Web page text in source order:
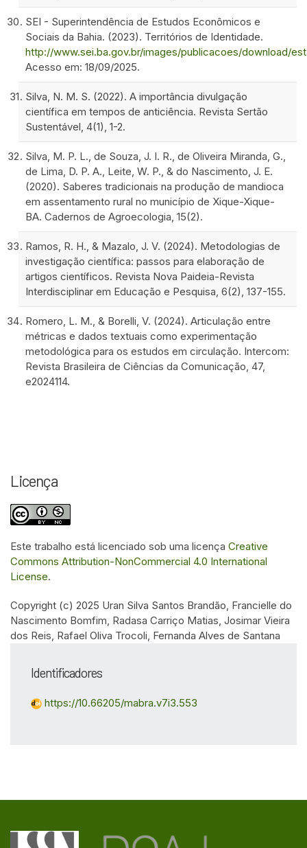
SEI - Superintendência de Estudos Econômicos e
Sociais da Bahia. (2023). Territórios de Identidade.
http://www.sei.ba.gov.br/images/publicacoes/download/
Acesso em: 18/09/2025.
Silva, N. M. S. (2022). A importância divulgação
científica em tempos de anticiência. Revista Sertão
Sustentável, 4(1), 1-2.
Silva, M. P. L., de Souza, J. I. R., de Oliveira Miranda, G.,
de Lima, D. P. A., Leite, W. P., & do Nascimento, J. E.
(2020). Saberes tradicionais na produção de mandioca
em assentamento rural no município de Xique-Xique-
BA. Cadernos de Agroecologia, 15(2).
Ramos, R. H., & Mazalo, J. V. (2024). Metodologias de
investigação científica: passos para elaboração de
artigos científicos. Revista Nova Paideia-Revista
Interdisciplinar em Educação e Pesquisa, 6(2), 137-155.
Romero, L. M., & Borelli, V. (2024). Articulação entre
métricas e dados textuais como experimentação
metodológica para os estudos em circulação. Intercom:
Revista Brasileira de Ciências da Comunicação, 47,
e2024114.
Licença
Este trabalho está licenciado sob uma licença Creative
Commons Attribution-NonCommercial 4.0 International
License.
Copyright (c) 2025 Uran Silva Santos Brandão, Francielle do
Nascimento Bomfim, Radasa Carriço Matias, Josimar Vieira
dos Reis, Rafael Oliva Trocoli, Fernanda Alves de Santana
Identificadores
https://10.66205/mabra.v7i3.553